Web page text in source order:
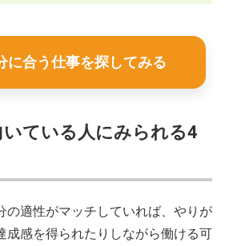
に合う仕事を探してみる
ている人にみられる4
の適性がマッチしていれば、やりが
成感を得られたりしながら働ける可